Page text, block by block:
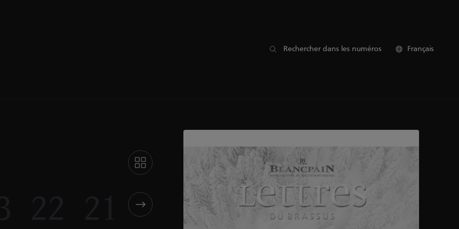
Rechercher dans les numéros Français
20 19 18 17 16